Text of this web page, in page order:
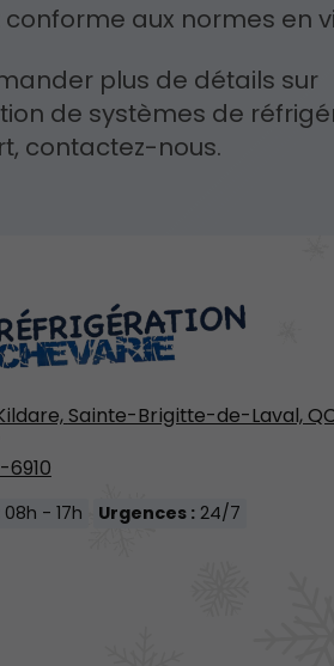
aux normes en
plus de détails sur
de systèmes de
contactez-nous.
Sainte-Brigitte-de-Laval,
08h - 17h Urgences : 24/7